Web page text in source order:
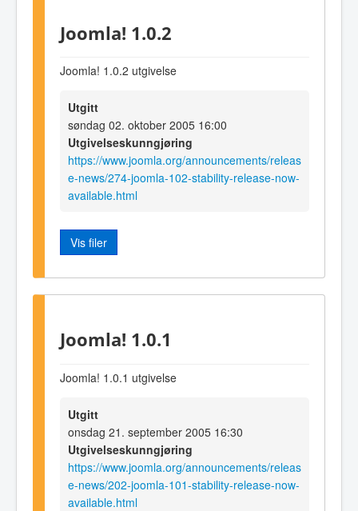
Joomla! 1.0.2
Joomla! 1.0.2 utgivelse
Utgitt
søndag 02. oktober 2005 16:00
Utgivelseskunngjøring
https://www.joomla.org/announcements/releas
e-news/274-joomla-102-stability-release-now-
available.html
Vis filer
Joomla! 1.0.1
Joomla! 1.0.1 utgivelse
Utgitt
onsdag 21. september 2005 16:30
Utgivelseskunngjøring
https://www.joomla.org/announcements/releas
e-news/202-joomla-101-stability-release-now-
available.html